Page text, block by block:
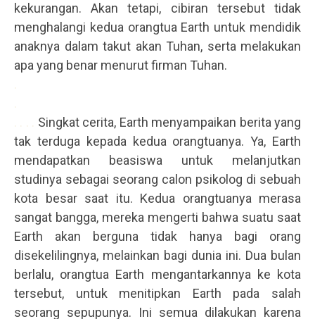
kekurangan. Akan tetapi, cibiran tersebut tidak
menghalangi kedua orangtua Earth untuk mendidik
anaknya dalam takut akan Tuhan, serta melakukan
apa yang benar menurut firman Tuhan.
.
.
. . . . Singkat cerita, Earth menyampaikan berita yang
tak terduga kepada kedua orangtuanya. Ya, Earth
mendapatkan beasiswa untuk melanjutkan
studinya sebagai seorang calon psikolog di sebuah
kota besar saat itu. Kedua orangtuanya merasa
sangat bangga, mereka mengerti bahwa suatu saat
Earth akan berguna tidak hanya bagi orang
disekelilingnya, melainkan bagi dunia ini. Dua bulan
berlalu, orangtua Earth mengantarkannya ke kota
tersebut, untuk menitipkan Earth pada salah
seorang sepupunya. Ini semua dilakukan karena